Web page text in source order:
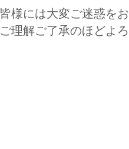
皆様には大変ご迷惑を
ご理解ご了承のほどよ